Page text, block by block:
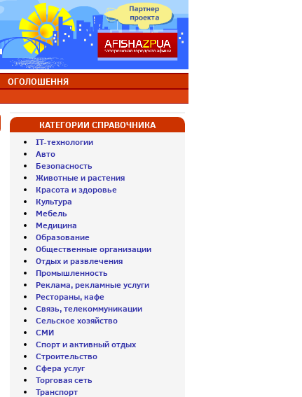
ОГОЛОШЕННЯ
КАТЕГОРИИ СПРАВОЧНИКА
IT-технологии
Авто
Безопасность
Животные и растения
Красота и здоровье
Культура
Мебель
Медицина
Образование
Общественные организации
Отдых и развлечения
Промышленность
Реклама, рекламные услуги
Рестораны, кафе
Связь, телекоммуникации
Сельское хозяйство
СМИ
Спорт и активный отдых
Строительство
Сфера услуг
Торговая сеть
Транспорт